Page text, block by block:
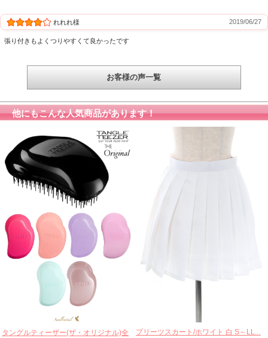
れれれ様 2019/06/27
張り付きもよくつりやすくて良かったです
お客様の声一覧
他にもこんな人気商品があります！
タングルティーザー(ザ・オリジナル)全
プリーツスカート/ホワイト 白 S～LL...